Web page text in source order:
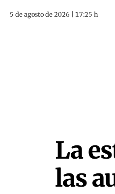
5 de agosto de 2026 | 17:25 h
La
las